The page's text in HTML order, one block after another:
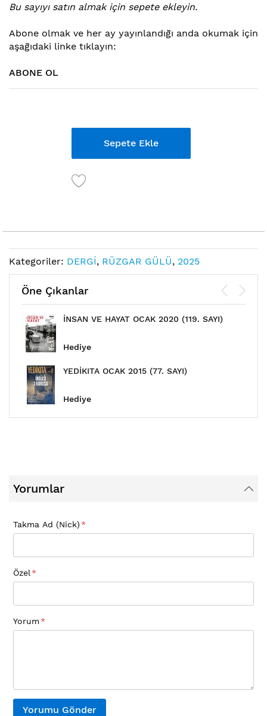
atla
Bu sayıyı satın almak için sepete ekleyin.
Abone olmak ve her ay yayınlandığı anda okumak için
aşağıdaki linke tıklayın:
ABONE OL
Sepete Ekle
Kategoriler: DERGİ, RÜZGAR GÜLÜ, 2025
Öne Çıkanlar
İNSAN VE HAYAT OCAK 2020 (119. SAYI)
Hediye
YEDİKITA OCAK 2015 (77. SAYI)
Hediye
Yorumlar
Takma Ad (Nick)
Özel
Yorum
Yorumu Gönder